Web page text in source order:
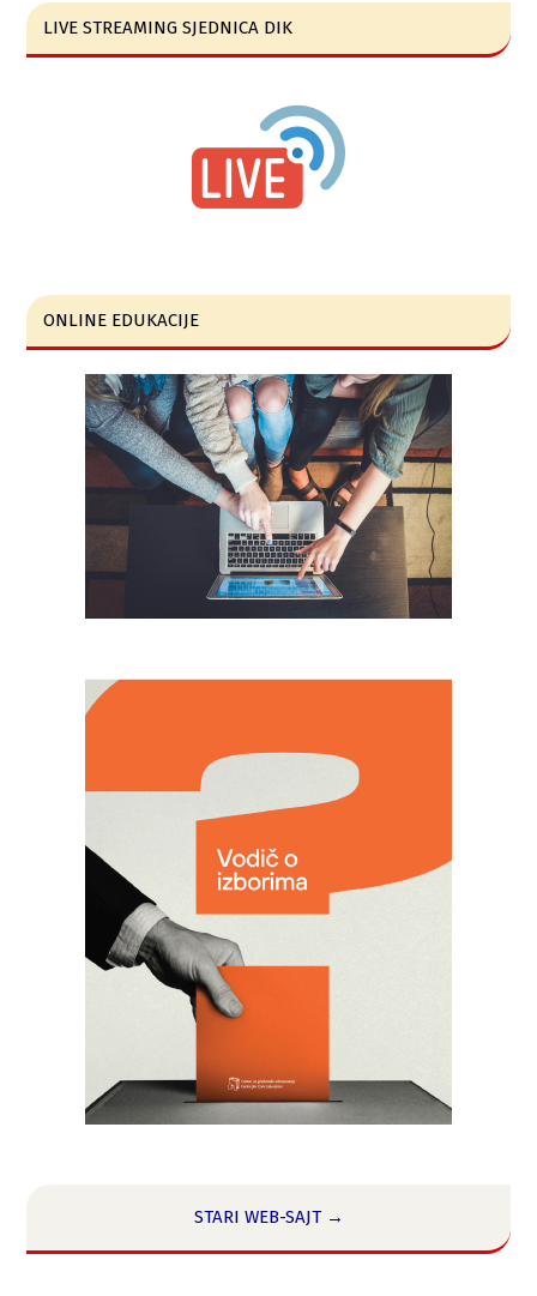
LIVE STREAMING SJEDNICA DIK
ONLINE EDUKACIJE
STARI WEB-SAJT →